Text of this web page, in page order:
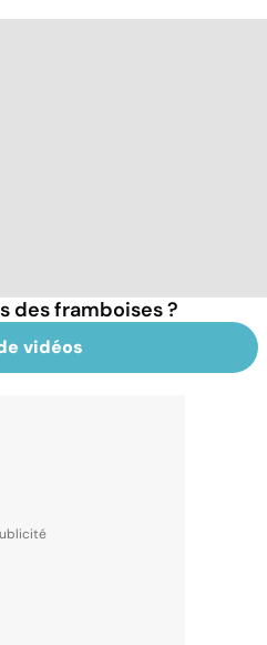
des framboises ?
vidéos